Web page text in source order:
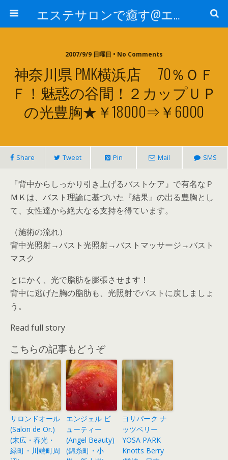
エステサロンで癒す@エステ～全国エステ情報
2007/9/9 日曜日 • No Comments
神奈川県 PMK横浜店 70％ＯＦ
Ｆ！魅惑の谷間！２カップＵＰ
の光豊胸★￥18000⇒￥6000
Share Tweet Pin Mail SMS
『背中からしっかり引き上げるバストケア』で有名なＰ
ＭＫは、バスト理論に基づいた『結果』の出る豊胸とし
て、女性達から絶大なる支持を得ています。
（施術の流れ）
背中光照射→バスト光照射→バストマッサージ→バスト
マスク
とにかく、光で脂肪を膨張させます！
背中に逃げた胸の脂肪も、光照射でバストに戻しましょ
う。
Read full story
こちらの記事もどうぞ
サロンドオール
(Salon de Or.)
(末広・春光・
緑町・川端町周
エンジェル ビ
ューティー
(Angel Beauty)
(錦糸町・小
ヨサパーク ナ
ッツベリー
YOSA PARK
Knotts Berry